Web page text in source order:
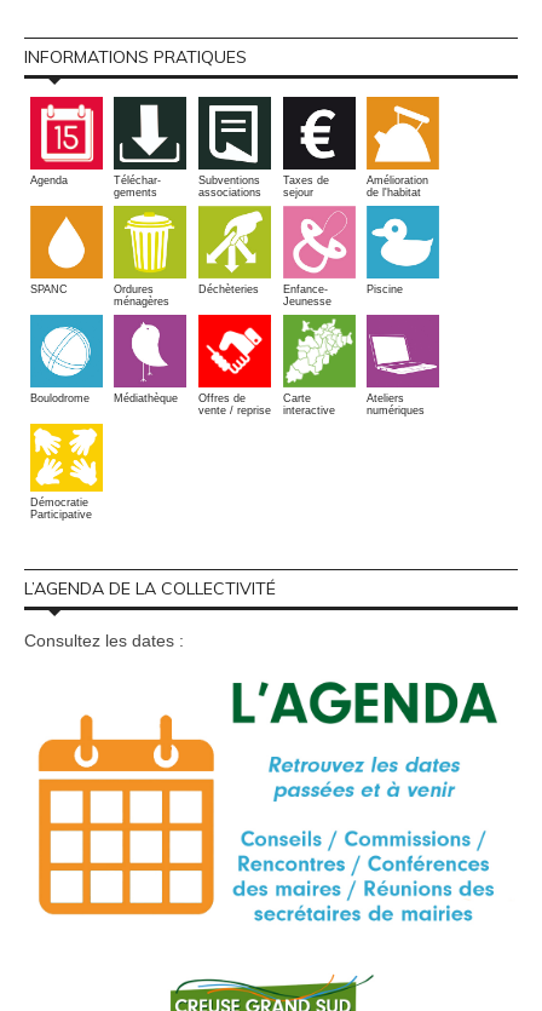
INFORMATIONS PRATIQUES
Agenda
Téléchar-
gements
Subventions
associations
Taxes de
sejour
Amélioration
de l'habitat
SPANC
Ordures
ménagères
Déchèteries
Enfance-
Jeunesse
Piscine
Boulodrome Médiathèque
Offres de
vente / reprise
Carte
interactive
Ateliers
numériques
Démocratie
Participative
L’AGENDA DE LA COLLECTIVITÉ
Consultez les dates :